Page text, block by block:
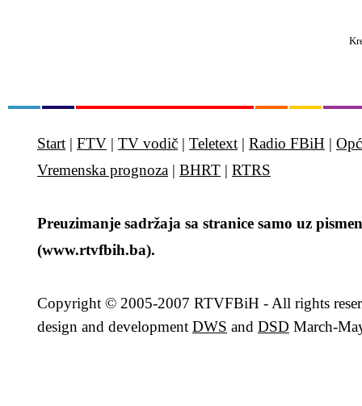
Start | FTV | TV vodič | Teletext | Radio FBiH |
Vremenska prognoza | BHRT | RTRS
Preuzimanje sadržaja sa stranice samo uz
(www.rtvfbih.ba).
Copyright © 2005-2007 RTVFBiH - All rights
design and development DWS and DSD March-